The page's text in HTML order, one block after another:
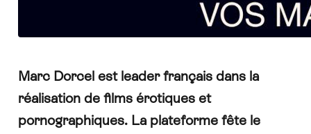
Marc Dorcel est leader français dans la
réalisation de films érotiques et
pornographiques. La plateforme fête le